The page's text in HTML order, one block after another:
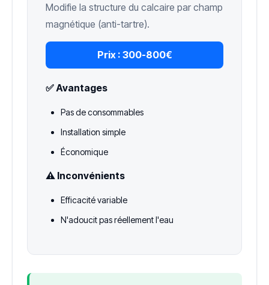
Modifie la structure du calcaire par champ
magnétique (anti-tartre).
Prix : 300-800€
✅ Avantages
Pas de consommables
Installation simple
Économique
⚠️ Inconvénients
Efficacité variable
N'adoucit pas réellement l'eau